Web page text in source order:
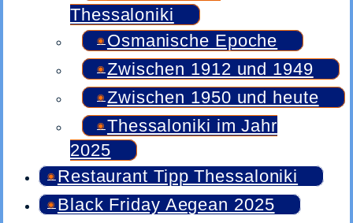
Thessaloniki
Osmanische Epoche
Zwischen 1912 und 1949
Zwischen 1950 und heute
Thessaloniki im Jahr
2025
Restaurant Tipp Thessaloniki
Black Friday Aegean 2025